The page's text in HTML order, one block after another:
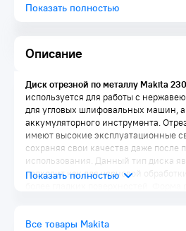
Описание
Показать полностью
Диск отрезной по металлу Makita
используется для работы с
для угловых шлифовальных машин,
аккумуляторного инструмента.
имеют высокие эксплуатационные
сохраняя свои качества даже после
использования. Данный тип диска
подходит как для черновой
работы желательно контролировать
обрабатываемой поверхности.
Все товары Makita